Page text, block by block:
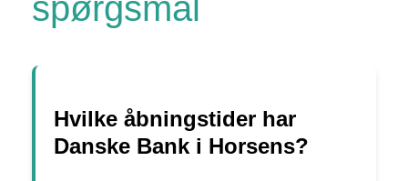
spørgsmål
Hvilke åbningstider har
Danske Bank i Horsens?